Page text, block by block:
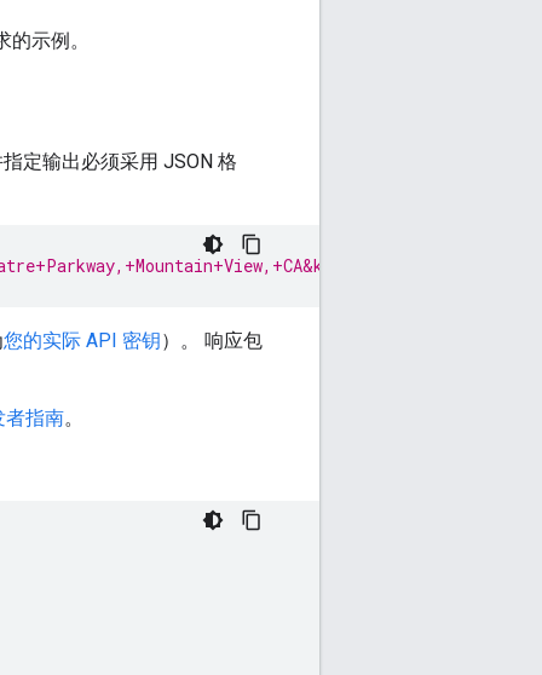
的示例。
定输出必须采用 JSON 格
您的实际 API 密钥）。 响应包
者指南。